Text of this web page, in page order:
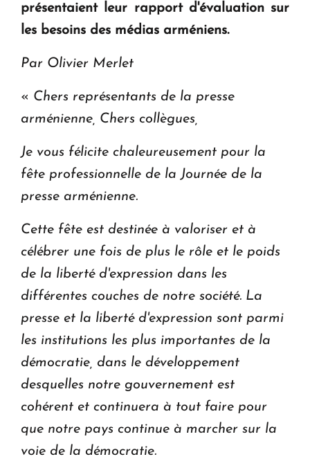
KASA : 30 ans d'audace, de résilience et d'avenir
en Arménie
présentaient leur rapport d'évaluation sur
les besoins des médias arméniens.
Par Olivier Merlet
« Chers représentants de la presse
arménienne, Chers collègues,
Je vous félicite chaleureusement pour la
fête professionnelle de la Journée de la
presse arménienne.
Cette fête est destinée à valoriser et à
célébrer une fois de plus le rôle et le poids
de la liberté d'expression dans les
différentes couches de notre société. La
presse et la liberté d'expression sont parmi
les institutions les plus importantes de la
démocratie, dans le développement
desquelles notre gouvernement est
cohérent et continuera à tout faire pour
que notre pays continue à marcher sur la
voie de la démocratie.